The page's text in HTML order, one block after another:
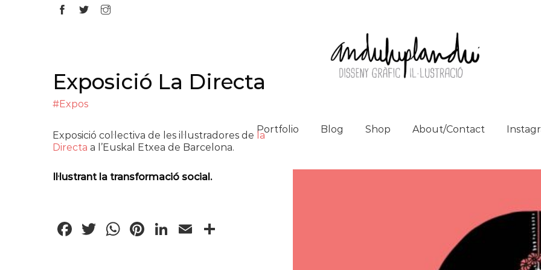
Portfolio Blog Shop About/Contact
Exposició La Directa
#Expos
Exposició col·lectiva de les il·lustradores de la
Directa a l’Euskal Etxea de Barcelona.
Il·lustrant la transformació social.
Facebook
Twitter
WhatsApp
Pinterest
LinkedIn
Email